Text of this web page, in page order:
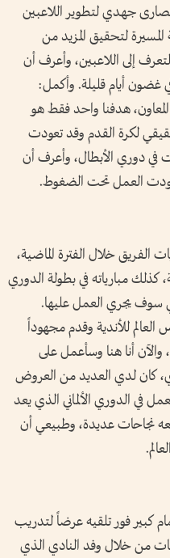
جهدي لتطوير اللاعبين
لتحقيق المزيد من
إلى اللاعبين، وأعرف أن
غضون أيام قليلة. وأكمل:
المعاون، هدفنا واحد فقط هو
لكرة القدم وقد تعودت
في دوري الأبطال، وأعرف أن
العمل تحت الضغوط.
الفريق خلال الفترة الماضية،
كذلك مبارياته في بطولة الدوري
سوف يجري العمل عليها.
في كأس العالم للأندية وقدم مجهوداً
والآن أنا هنا وسأعمل على
كان لدي العديد من العروض
في الدوري الألماني الذي يعد
نجاحات عديدة، وطبيعي أن
كبير فور تلقيه عرضاً لتدريب
من خلال وفد النادي الذي